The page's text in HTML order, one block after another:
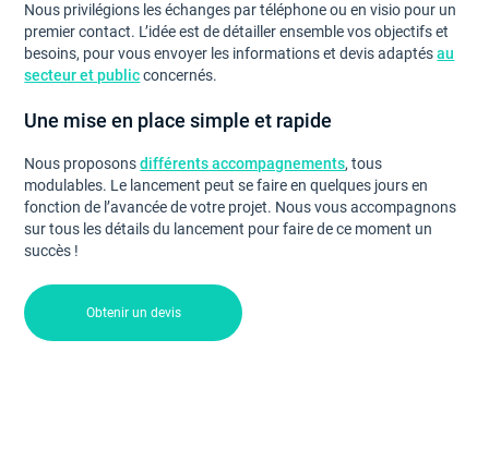
Nous privilégions les échanges par téléphone ou en visio pour un
premier contact. L’idée est de détailler ensemble vos objectifs et
besoins, pour vous envoyer les informations et devis adaptésau
secteur et publicconcernés.
Une mise en place simple et rapide
Nous proposonsdifférents accompagnements, tous
modulables. Le lancement peut se faire en quelques jours en
fonction de l’avancée de votre projet. Nous vous accompagnons
sur tous les détails du lancement pour faire de ce moment un
succès !
Obtenir un devis